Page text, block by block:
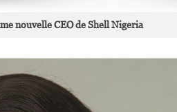
nouvelle CEO de Shell Nigeria